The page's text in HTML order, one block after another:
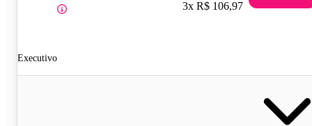
Executivo
3x R$ 106,97